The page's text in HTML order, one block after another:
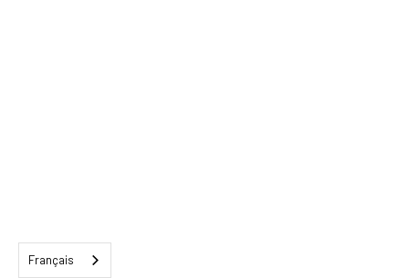
Français